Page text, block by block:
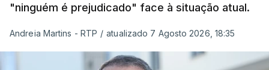
"ninguém é prejudicado" face à situação atual.
Andreia Martins - RTP / atualizado 7 Agosto 2026, 18:35